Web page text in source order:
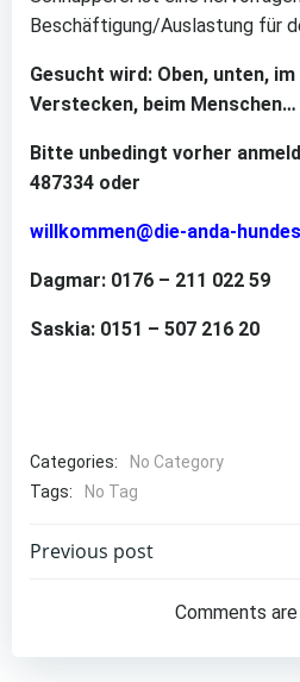
Beschäftigung/Auslastung für
Gesucht wird: Oben, unten,
Verstecken, beim
Bitte unbedingt vorher
487334 oder
willkommen@die-anda-
Dagmar: 0176 – 211 022 59
Saskia: 0151 – 507 216 20
Categories:
No Category
Tags:
No Tag
Previous post
Comments